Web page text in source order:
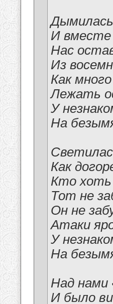
И вместе
Нас
Из
Как
Лежать
У
На
Как
Кто хоть
Тот не
Он не
Атаки
У
На
Над нами
И было